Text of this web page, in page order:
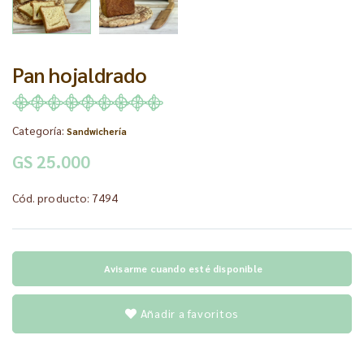
Pan hojaldrado
Categoría: Sandwichería
GS 25.000
Cód. producto: 7494
Avisarme cuando esté disponible
Añadir a favoritos